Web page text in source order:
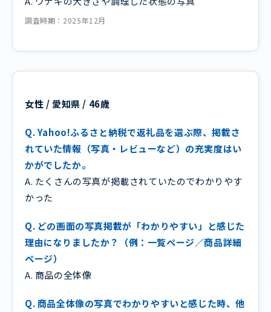
調査時期：2025年12月
女性 / 愛知県 / 46歳
Q. Yahoo!ふるさと納税で返礼品を選ぶ際、掲載さ
れていた情報（写真・レビューなど）の充実度はい
かがでしたか。
A. たくさんの写真が掲載されていたのでわかりやす
かった
Q. どの画面の写真掲載が「わかりやすい」と感じた
理由になりましたか？（例：一覧ページ／商品詳細
ページ）
A. 商品の全体像
Q. 商品全体像の写真でわかりやすいと感じた時、他